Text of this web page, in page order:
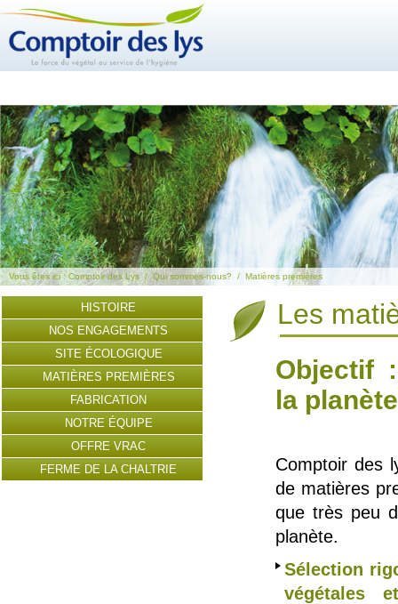
Vous êtes ici : Comptoir des Lys / Qui sommes-nous? / Matières premières
Les
Objectif
la planète
Comptoir des
de matières
que très peu
planète.
Sélection
végétales
HISTOIRE
NOS ENGAGEMENTS
SITE ÉCOLOGIQUE
MATIÈRES PREMIÈRES
FABRICATION
NOTRE ÉQUIPE
OFFRE VRAC
FERME DE LA CHALTRIE